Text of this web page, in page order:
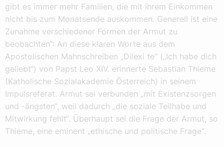
gibt es immer mehr Familien, die mit ihrem Einkommen
nicht bis zum Monatsende auskommen. Generell ist eine
Zunahme verschiedener Formen der Armut zu
beobachten“: An diese klaren Worte aus dem
Apostolischen Mahnschreiben „Dilexi te“ („Ich habe dich
geliebt“) von Papst Leo XIV. erinnerte Sebastian Thieme
(Katholische Sozialakademie Österreich) in seinem
Impulsreferat. Armut sei verbunden „mit Existenzsorgen
und -ängsten“, weil dadurch „die soziale Teilhabe und
Mitwirkung fehlt“. Überhaupt sei die Frage der Armut, so
Thieme, eine eminent „ethische und politische Frage“.